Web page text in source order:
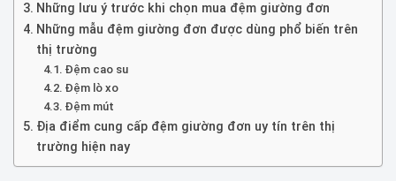
Những lưu ý trước khi chọn mua đệm giường đơn
Những mẫu đệm giường đơn được dùng phổ biến trên
thị trường
Đệm cao su
Đệm lò xo
Đệm mút
Địa điểm cung cấp đệm giường đơn uy tín trên thị
trường hiện nay